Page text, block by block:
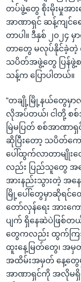
တပ်ဖွဲ့တွေ စိုးမိုးမှုအာ
အာဏာရှင် ဆန့်ကျင်ရ
တာပါ။ ဒီနှစ် ၂၀၂၄
တာတွေ မလုပ်နိုင်ခဲ့တဲ့ စ
သပိတ်အဖွဲ့တွေ ပြန်ဖွဲ့စ
သန့်က ပြောပါတယ်။
“တချို့မြို့နယ်တွေမှာ
လိုအပ်တယ်၊ ငါတို့ စ
မြဲမပြတ် စစ်အာ
ဆိုပြီးတော့ သပိတ်က
ပေါ်ထွက်လာတာမျို
လည်း ပြည်သူတွေ အ
အားနည်းသွားတဲ့ အန
မြို့ပေါ်တွေမှာဆိုရင်
တော်လှန်ရေး အားက
ပျက် ရှိနေဆဲပဲဖြစ်
တွေကလည်း ထွက်က
ထူးနေ့မြတ်တွေ၊ အမှ
အထိမ်းအမှတ် နေ့တွေ
အာဏာရှင်ကို အလိုမရှိက